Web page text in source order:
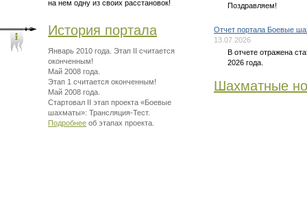
на нем одну из своих расстановок!
История портала
Январь 2010 года. Этап II считается
оконченным!
Май 2008 года.
Этап 1 считается оконченным!
Май 2008 года.
Стартовал II этап проекта «Боевые
шахматы»: Трансляция-Тест.
Подробнее об этапах проекта.
Поздравляем!
Отчет портала Боевые
13.07.2026
В отчете отражена
2026 года.
Шахматные